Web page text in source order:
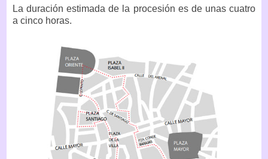
La duración estimada de la procesión es de unas cuatro
a cinco horas.